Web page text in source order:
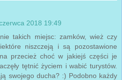
2018 19:49
takich miejsc: zamków, wież czy
niszczeją i są pozostawione
przecież choć w jakiejś części je
tętnić życiem i wabić turystów.
swojego ducha? :) Podobno każdy